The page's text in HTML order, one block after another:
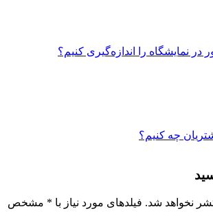
نمایشگاه را اندازه‌گیری کنیم؟
چه کنیم؟
نخواهد شد. فیلدهای مورد نیاز با * مشخص